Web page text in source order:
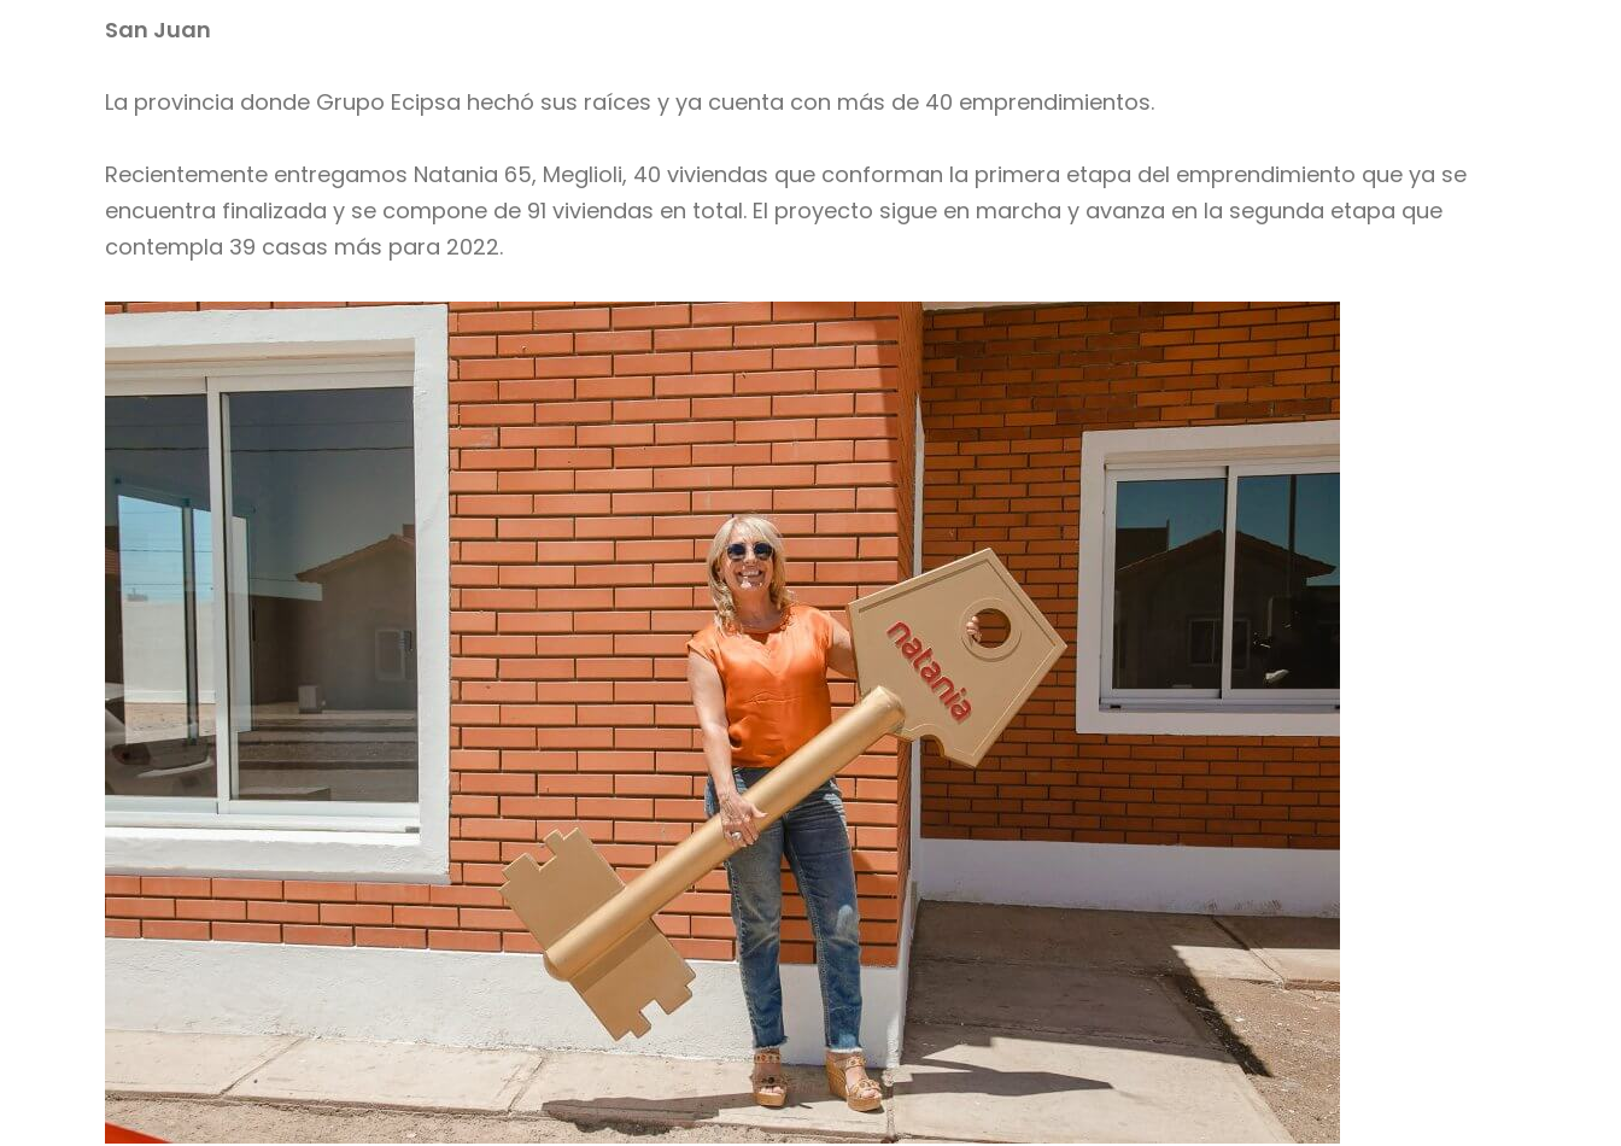
San Juan
La provincia donde Grupo Ecipsa hechó sus raíces y ya cuenta con más de 40 emprendimientos.
Recientemente entregamos Natania 65, Meglioli, 40 viviendas que conforman la primera etapa del emprendimiento que ya se
encuentra finalizada y se compone de 91 viviendas en total. El proyecto sigue en marcha y avanza en la segunda etapa que
contempla 39 casas más para 2022.